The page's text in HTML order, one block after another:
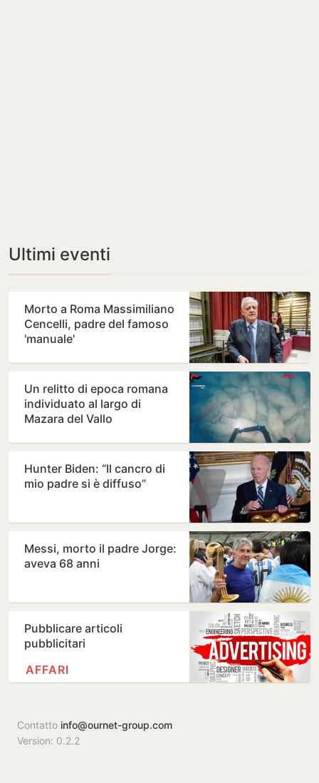
Ultimi eventi
Morto a Roma Massimiliano
Cencelli, padre del famoso
'manuale'
Un relitto di epoca romana
individuato al largo di
Mazara del Vallo
Hunter Biden: “Il cancro di
mio padre si è diffuso”
Messi, morto il padre Jorge:
aveva 68 anni
Pubblicare articoli
pubblicitari
AFFARI
Contatto info@ournet-group.com
Version: 0.2.2